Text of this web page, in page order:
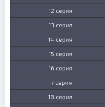
12 серия
13 серия
14 серия
15 серия
16 серия
17 серия
18 серия